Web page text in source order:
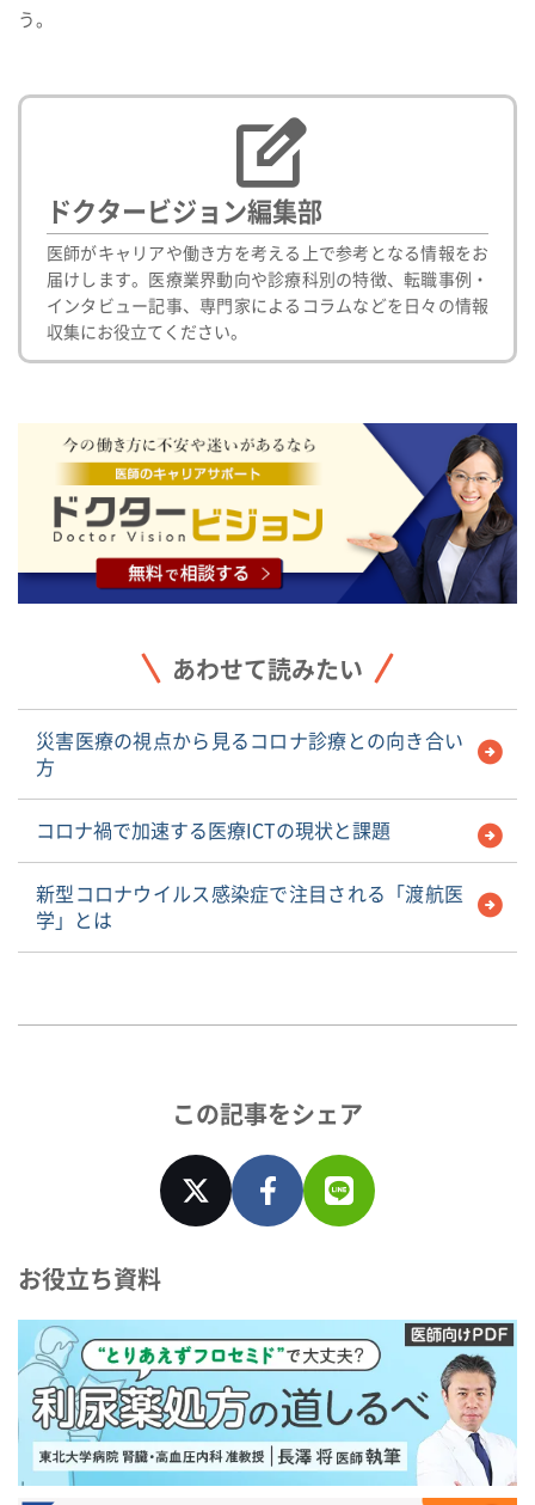
う。
ドクタービジョン編集部
医師がキャリアや働き方を考える上で参考となる情報をお
届けします。医療業界動向や診療科別の特徴、転職事例・
インタビュー記事、専門家によるコラムなどを日々の情報
収集にお役立てください。
あわせて読みたい
災害医療の視点から見るコロナ診療との向き合い
方
コロナ禍で加速する医療ICTの現状と課題
新型コロナウイルス感染症で注目される「渡航医
学」とは
この記事をシェア
お役立ち資料